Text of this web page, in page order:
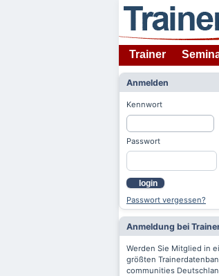
Trainer
Anmelden
Kennwort
Passwort
login
Passwort vergessen?
Anmeldung bei
Werden Sie Mitglied in
größten
communities